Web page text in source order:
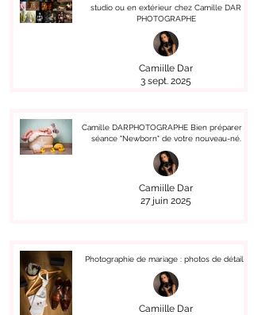
studio ou en extérieur chez Camille DAR
PHOTOGRAPHE
Camiille Dar
3 sept. 2025
Camille DARPHOTOGRAPHE Bien préparer la
séance "Newborn" de votre nouveau-né.
Camiille Dar
27 juin 2025
Photographie de mariage : photos de détails
Camiille Dar